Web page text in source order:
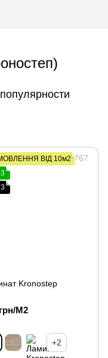
ВІД 10м2
3
3
Kronostep
М2
+2